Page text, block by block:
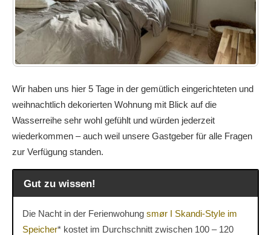
Wir haben uns hier 5 Tage in der gemütlich eingerichteten und
weihnachtlich dekorierten Wohnung mit Blick auf die
Wasserreihe sehr wohl gefühlt und würden jederzeit
wiederkommen – auch weil unsere Gastgeber für alle Fragen
zur Verfügung standen.
Gut zu wissen!
Die Nacht in der Ferienwohung smør I Skandi-Style im
Speicher* kostet im Durchschnitt zwischen 100 – 120